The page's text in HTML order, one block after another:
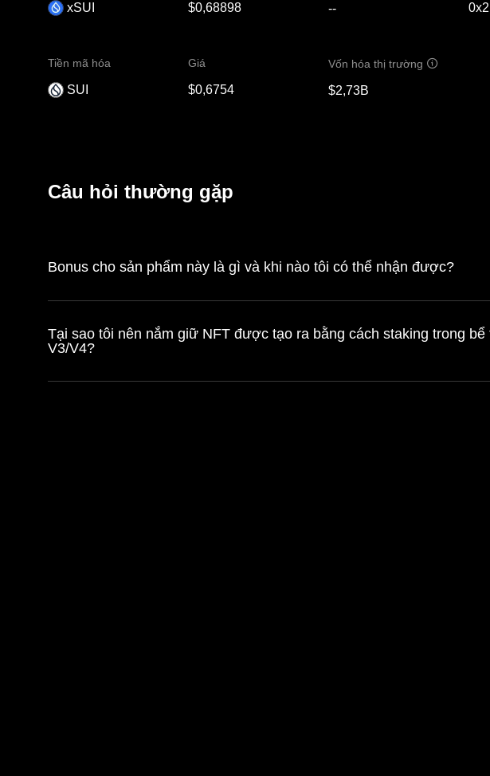
xSUI $0,68898 --
Tiền mã hóa
SUI
Giá
$0,6754
Vốn hóa thị trường
$2,73B
Câu hỏi thường gặp
Bonus cho sản phẩm này là gì và khi nào tôi có thể nhận được?
Tại sao tôi nên nắm giữ NFT được tạo ra bằng cách staking trong bể
V3/V4?